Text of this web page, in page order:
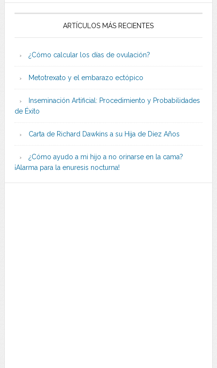
ARTÍCULOS MÁS RECIENTES
¿Cómo calcular los días de ovulación?
Metotrexato y el embarazo ectópico
Inseminación Artificial: Procedimiento y Probabilidades
de Éxito
Carta de Richard Dawkins a su Hija de Diez Años
¿Cómo ayudo a mi hijo a no orinarse en la cama?
¡Alarma para la enuresis nocturna!